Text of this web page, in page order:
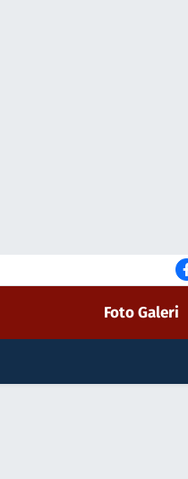
Foto Galeri